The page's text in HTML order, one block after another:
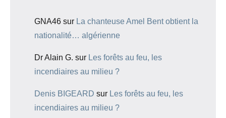
GNA46 sur La chanteuse Amel Bent obtient la
nationalité… algérienne
Dr Alain G. sur Les forêts au feu, les
incendiaires au milieu ?
Denis BIGEARD sur Les forêts au feu, les
incendiaires au milieu ?